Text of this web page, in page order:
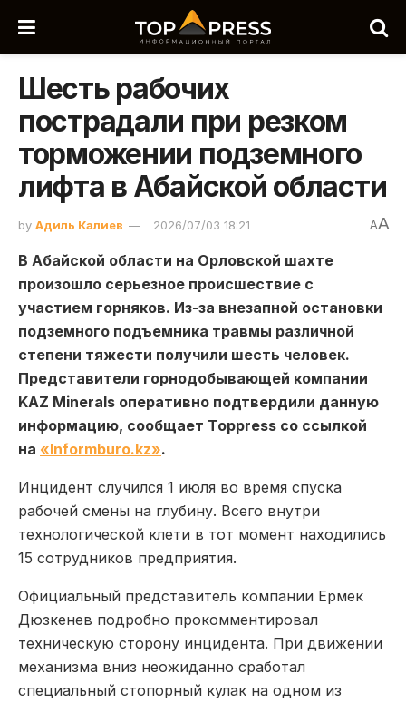
Шесть рабочих
пострадали при резком
торможении подземного
лифта в Абайской области
by Адиль Калиев 2026/07/03 18:21 AA
В Абайской области на Орловской шахте
произошло серьезное происшествие с
участием горняков. Из-за внезапной остановки
подземного подъемника травмы различной
степени тяжести получили шесть человек.
Представители горнодобывающей компании
KAZ Minerals оперативно подтвердили данную
информацию, сообщает Toppress со ссылкой
на «Informburo.kz».
Инцидент случился 1 июля во время спуска
рабочей смены на глубину. Всего внутри
технологической клети в тот момент находились
15 сотрудников предприятия.
Официальный представитель компании Ермек
Дюзкенев подробно прокомментировал
техническую сторону инцидента. При движении
механизма вниз неожиданно сработал
специальный стопорный кулак на одном из